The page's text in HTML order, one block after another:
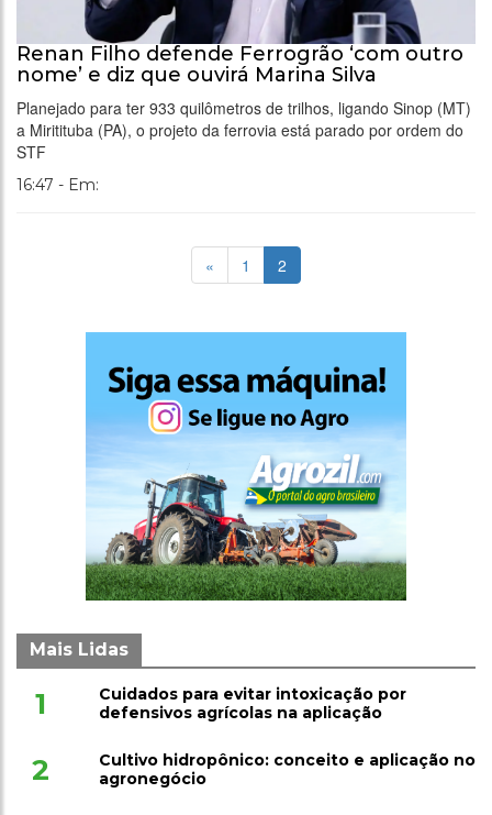
Renan Filho defende Ferrogrão ‘com outro
nome’ e diz que ouvirá Marina Silva
Planejado para ter 933 quilômetros de trilhos, ligando Sinop (MT)
a Miritituba (PA), o projeto da ferrovia está parado por ordem do
STF
16:47 - Em:
« 1 2
Mais Lidas
1
Cuidados para evitar intoxicação por
defensivos agrícolas na aplicação
2
Cultivo hidropônico: conceito e aplicação no
agronegócio